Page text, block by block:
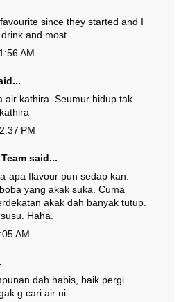
since they started and I
and most
AM
air kathira. Seumur hidup tak
PM
said...
apa flavour pun sedap kan.
yang akak suka. Cuma
akak dah banyak tutup.
Haha.
AM
dah habis, baik pergi
g cari air ni..